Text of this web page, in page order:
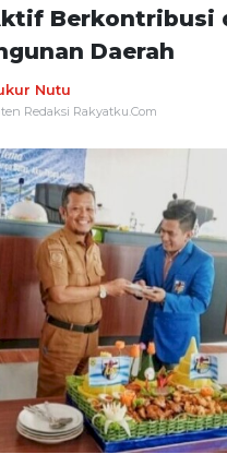
Berkontribusi
Daerah
Nutu
Redaksi Rakyatku.Com